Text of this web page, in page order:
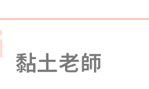
黏土老師